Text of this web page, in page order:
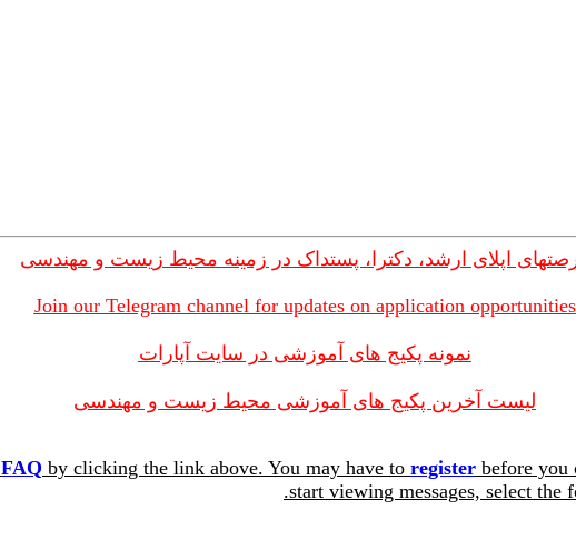
اپلای ارشد، دکترا، پستداک در زمینه محیط زیست و مهندسی
Join our Telegram channel for updates on application opportunities
نمونه پکیج های آموزشی در سایت آپارات
لیست آخرین پکیج های آموزشی محیط زیست و مهندسی
FAQ by clicking the link above. You may have to register before you
start viewing messages, select